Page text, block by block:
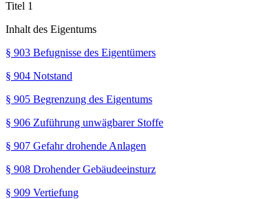
Titel 1
Inhalt des Eigentums
§ 903 Befugnisse des Eigentümers
§ 904 Notstand
§ 905 Begrenzung des Eigentums
§ 906 Zuführung unwägbarer Stoffe
§ 907 Gefahr drohende Anlagen
§ 908 Drohender Gebäudeeinsturz
§ 909 Vertiefung